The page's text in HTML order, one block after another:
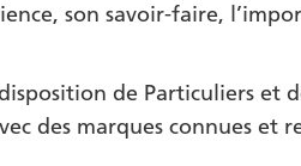
son savoir-faire,
de Particuliers et
des marques connues et